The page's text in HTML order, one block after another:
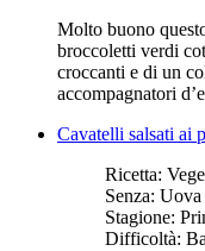
Molto buono
broccoletti verdi
croccanti e di un
accompagnatori
Cavatelli salsati ai
Ricetta:
Senza: Uova
Stagione:
Difficoltà: